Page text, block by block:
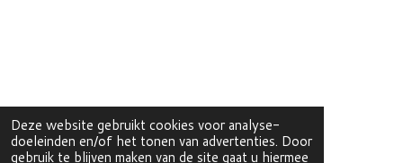
Deze website gebruikt cookies voor analyse-
doeleinden en/of het tonen van advertenties. Door
gebruik te blijven maken van de site gaat u hiermee